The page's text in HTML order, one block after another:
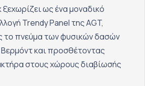
ως ένα μοναδικό
Trendy Panel της AGT,
το πνεύμα των φυσικών δασών
Βερμόντ και προσθέτοντας
στους χώρους διαβίωσής